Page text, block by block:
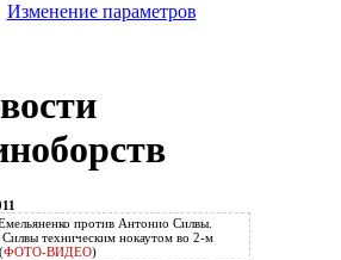
Изменение параметров
против Антонио Силвы.
техническим нокаутом во 2-м
ФОТО-ВИДЕО)